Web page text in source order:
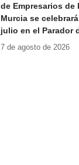
de Empresarios de
Murcia se
julio en el Parador
7 de agosto de 2026